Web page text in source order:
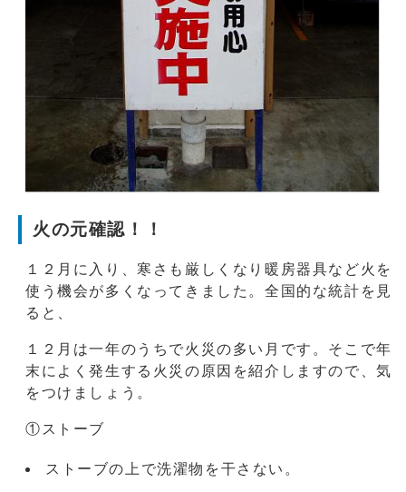
火の元確認！！
１２月に入り、寒さも厳しくなり暖房器具など火を
使う機会が多くなってきました。全国的な統計を見
ると、
１２月は一年のうちで火災の多い月です。そこで年
末によく発生する火災の原因を紹介しますので、気
をつけましょう。
①ストーブ
ストーブの上で洗濯物を干さない。